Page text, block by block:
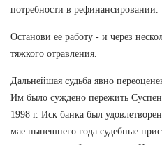
потребности в рефинансировании.
Останови ее работу - и через
тяжкого отравления.
Дальнейшая судьба явно
Им было суждено пережить
1998 г. Иск банка был
мае нынешнего года судебные